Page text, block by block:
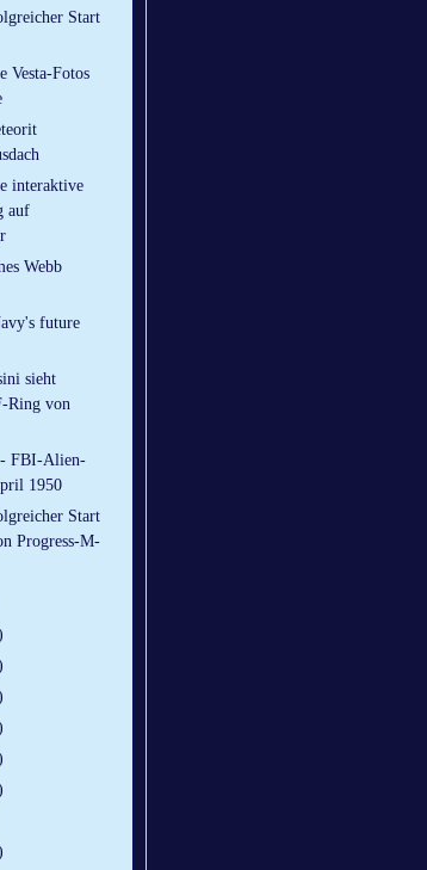
Start
Vesta-Fotos
interaktive
auf
Webb
future
sieht
Ring von
- FBI-Alien-
1950
Start
Progress-M-